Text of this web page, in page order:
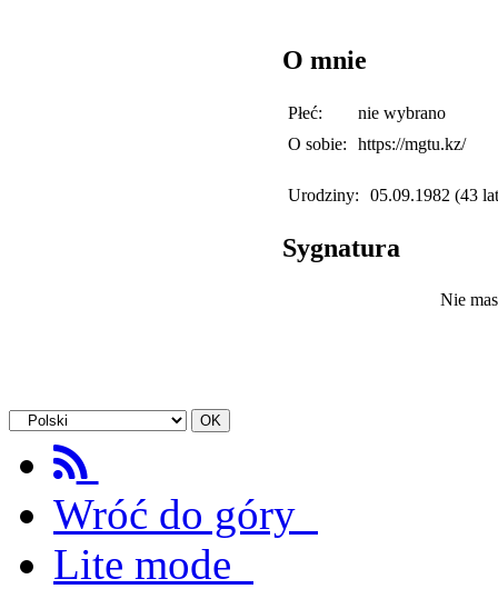
O mnie
Płeć:
nie wybrano
O sobie:
https://mgtu.kz/
Urodziny: 05.09.1982 (43
Sygnatura
Nie
Wróć do góry
Lite mode